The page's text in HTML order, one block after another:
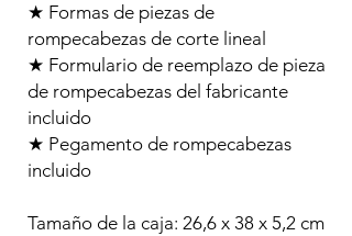
★ Formas de piezas de
rompecabezas de corte lineal
★ Formulario de reemplazo de pieza
de rompecabezas del fabricante
incluido
★ Pegamento de rompecabezas
incluido
Tamaño de la caja: 26,6 x 38 x 5,2 cm